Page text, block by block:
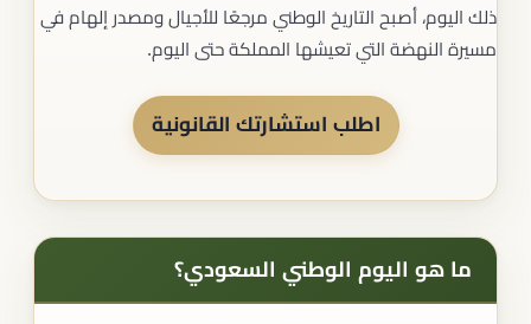
ذلك اليوم، أصبح التاريخ الوطني مرجعًا للأجيال ومصدر إلهام في
مسيرة النهضة التي تعيشها المملكة حتى اليوم.
اطلب استشارتك القانونية
ما هو اليوم الوطني السعودي​؟